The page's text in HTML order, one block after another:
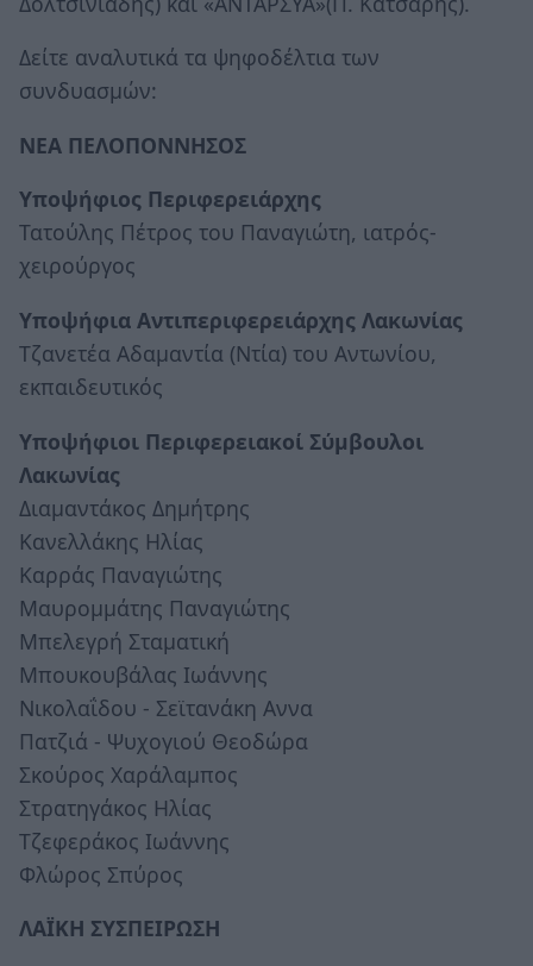
Δείτε αναλυτικά τα ψηφοδέλτια των
συνδυασμών:
ΝΕΑ ΠΕΛΟΠΟΝΝΗΣΟΣ
Υποψήφιος Περιφερειάρχης
Τατούλης Πέτρος του Παναγιώτη, ιατρός-
χειρούργος
Υποψήφια Αντιπεριφερειάρχης Λακωνίας
Τζανετέα Αδαμαντία (Ντία) του Αντωνίου,
εκπαιδευτικός
Υποψήφιοι Περιφερειακοί Σύμβουλοι
Λακωνίας
Διαμαντάκος Δημήτρης
Κανελλάκης Ηλίας
Καρράς Παναγιώτης
Μαυρομμάτης Παναγιώτης
Μπελεγρή Σταματική
Μπουκουβάλας Ιωάννης
Νικολαΐδου - Σεϊτανάκη Αννα
Πατζιά - Ψυχογιού Θεοδώρα
Σκούρος Χαράλαμπος
Στρατηγάκος Ηλίας
Τζεφεράκος Ιωάννης
Φλώρος Σπύρος
ΛΑΪΚΗ ΣΥΣΠΕΙΡΩΣΗ